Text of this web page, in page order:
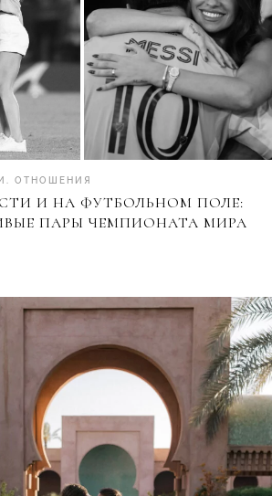
ОТНОШЕНИЯ
И НА ФУТБОЛЬНОМ ПОЛЕ:
ПАРЫ ЧЕМПИОНАТА МИРА